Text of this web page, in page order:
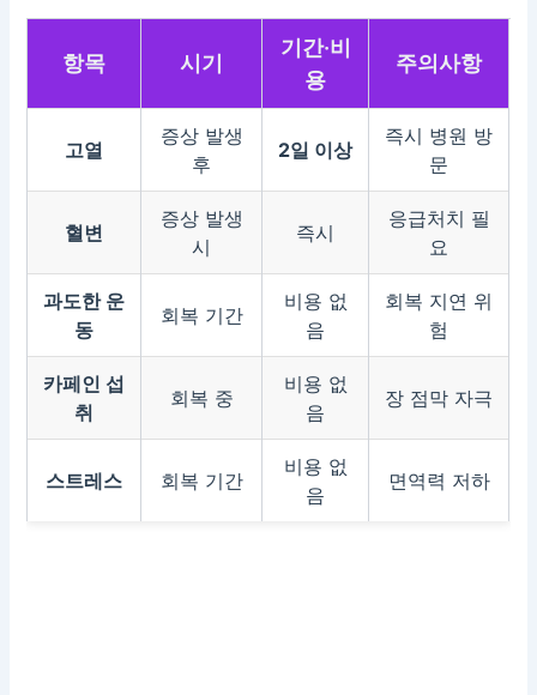
항목 시기
기간·비
용
주의사항
고열
증상 발생
후
2일 이상
즉시 병원 방
문
혈변
증상 발생
시
즉시
응급처치 필
요
과도한 운
동
회복 기간
비용 없
음
회복 지연 위
험
카페인 섭
취
회복 중
비용 없
음
장 점막 자극
스트레스 회복 기간
비용 없
음
면역력 저하